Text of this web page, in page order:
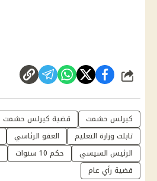
شارك
كيرلس حشمت قضية كيرلس حشمت
تابلت وزارة التعليم
العفو الرئاسي
الرئيس السيسي
حكم 10 سنوات
قضية رأي عام